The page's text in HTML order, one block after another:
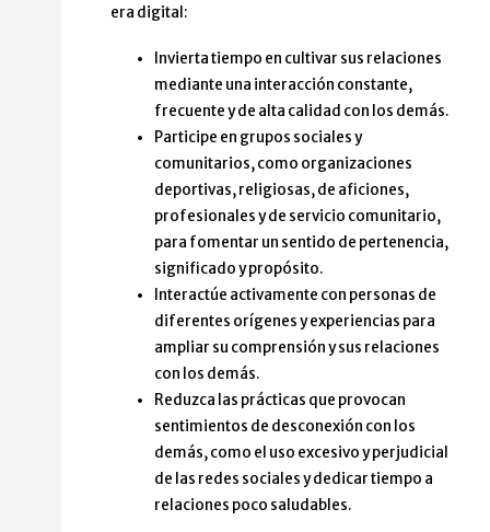
era digital:
Invierta tiempo en cultivar sus relaciones
mediante una interacción constante,
frecuente y de alta calidad con los demás.
Participe en grupos sociales y
comunitarios, como organizaciones
deportivas, religiosas, de aficiones,
profesionales y de servicio comunitario,
para fomentar un sentido de pertenencia,
significado y propósito.
Interactúe activamente con personas de
diferentes orígenes y experiencias para
ampliar su comprensión y sus relaciones
con los demás.
Reduzca las prácticas que provocan
sentimientos de desconexión con los
demás, como el uso excesivo y perjudicial
de las redes sociales y dedicar tiempo a
relaciones poco saludables.